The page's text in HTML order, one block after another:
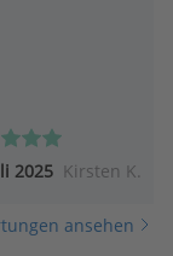
2025 Kirsten K.
ansehen